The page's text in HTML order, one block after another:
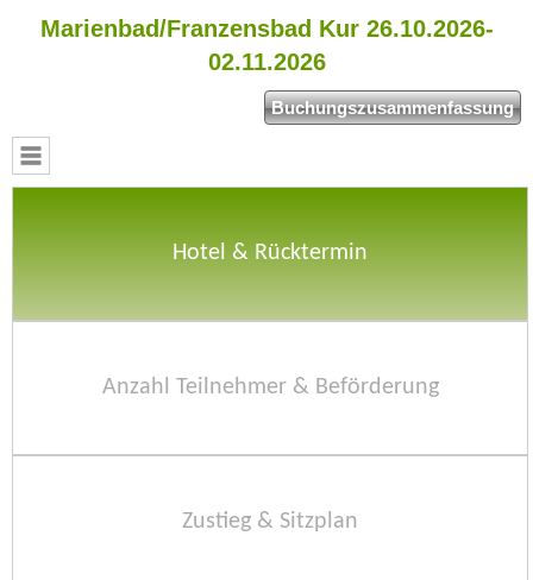
Marienbad/Franzensbad Kur 26.10.2026-
02.11.2026
Hotel & Rücktermin
Anzahl Teilnehmer & Beförderung
Zustieg & Sitzplan